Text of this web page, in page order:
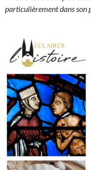
particulièrement dans son